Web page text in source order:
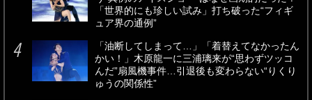
「世界的にも珍しい試み」打ち破った“フィギ
ュア界の通例”
「油断してしまって…」「着替えてなかったん
かい！」木原龍一に三浦璃来が“思わずツッコ
んだ”扇風機事件…引退後も変わらない“りくり
ゅうの関係性”